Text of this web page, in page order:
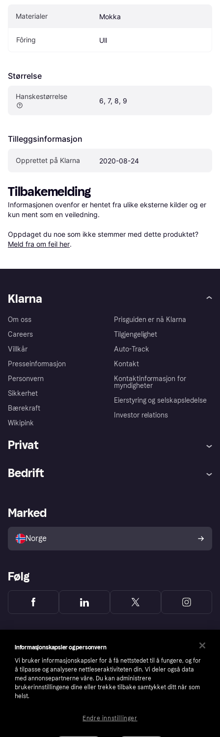
Materialer Mokka
Fôring Ull
Størrelse
Hanskestørrelse
6, 7, 8, 9
Tilleggsinformasjon
Opprettet på Klarna 2020-08-24
Tilbakemelding
Informasjonen ovenfor er hentet fra ulike eksterne kilder og er
kun ment som en veiledning.
Oppdaget du noe som ikke stemmer med dette produktet?
Meld fra om feil her.
Klarna
Om oss
Careers
Villkår
Presseinformasjon
Personvern
Sikkerhet
Bærekraft
Wikipink
Prisguiden er nå Klarna
Tilgjengelighet
Auto-Track
Kontakt
Kontaktinformasjon for
myndigheter
Eierstyring og selskapsledelse
Investor relations
Privat
Utforsk butikker
Bedrift
Merchant portal
Marked
Norge
Følg
Informasjonskapsler og personvern
Vi bruker informasjonskapsler for å få nettstedet til å fungere, og for
å tilpasse og analysere nettleseraktiviteten din. Vi deler også data
med annonsepartnerne våre. Du kan administrere
brukerinnstillingene dine eller trekke tilbake samtykket ditt når som
helst.
Endre innstillinger